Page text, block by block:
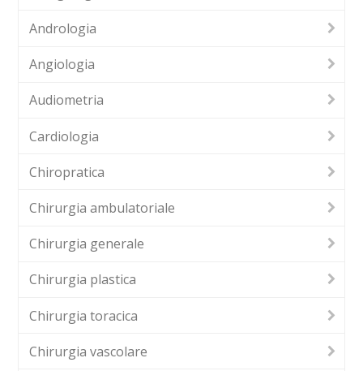
Andrologia
Angiologia
Audiometria
Cardiologia
Chiropratica
Chirurgia ambulatoriale
Chirurgia generale
Chirurgia plastica
Chirurgia toracica
Chirurgia vascolare